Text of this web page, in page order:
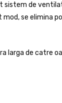
de
se elimina
larga de catre